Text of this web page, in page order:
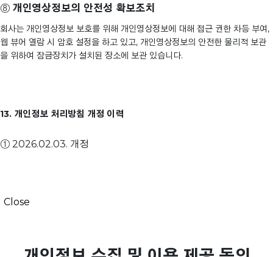
⑧ 개인영상정보의 안전성 확보조치
회사는 개인영상정보 보호를 위해 개인영상정보에 대해 접근 권한 차등 부여,
웹 뷰어 열람 시 암호 설정을 하고 있고, 개인영상정보의 안전한 물리적 보관
을 위하여 잠금장치가 설치된 장소에 보관 있습니다.
13. 개인정보 처리방침 개정 이력
① 2026.02.03. 개정
Close